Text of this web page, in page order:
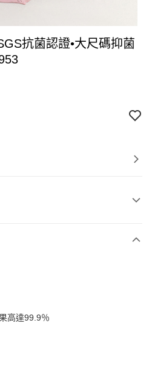
抗菌認證•大尺碼抑菌
高達99.9％